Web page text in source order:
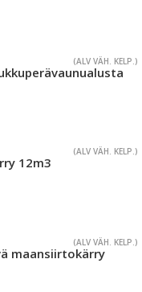
(ALV VÄH. KELP.)
(ALV VÄH. KELP.)
12m3
(ALV VÄH. KELP.)
maansiirtokärry